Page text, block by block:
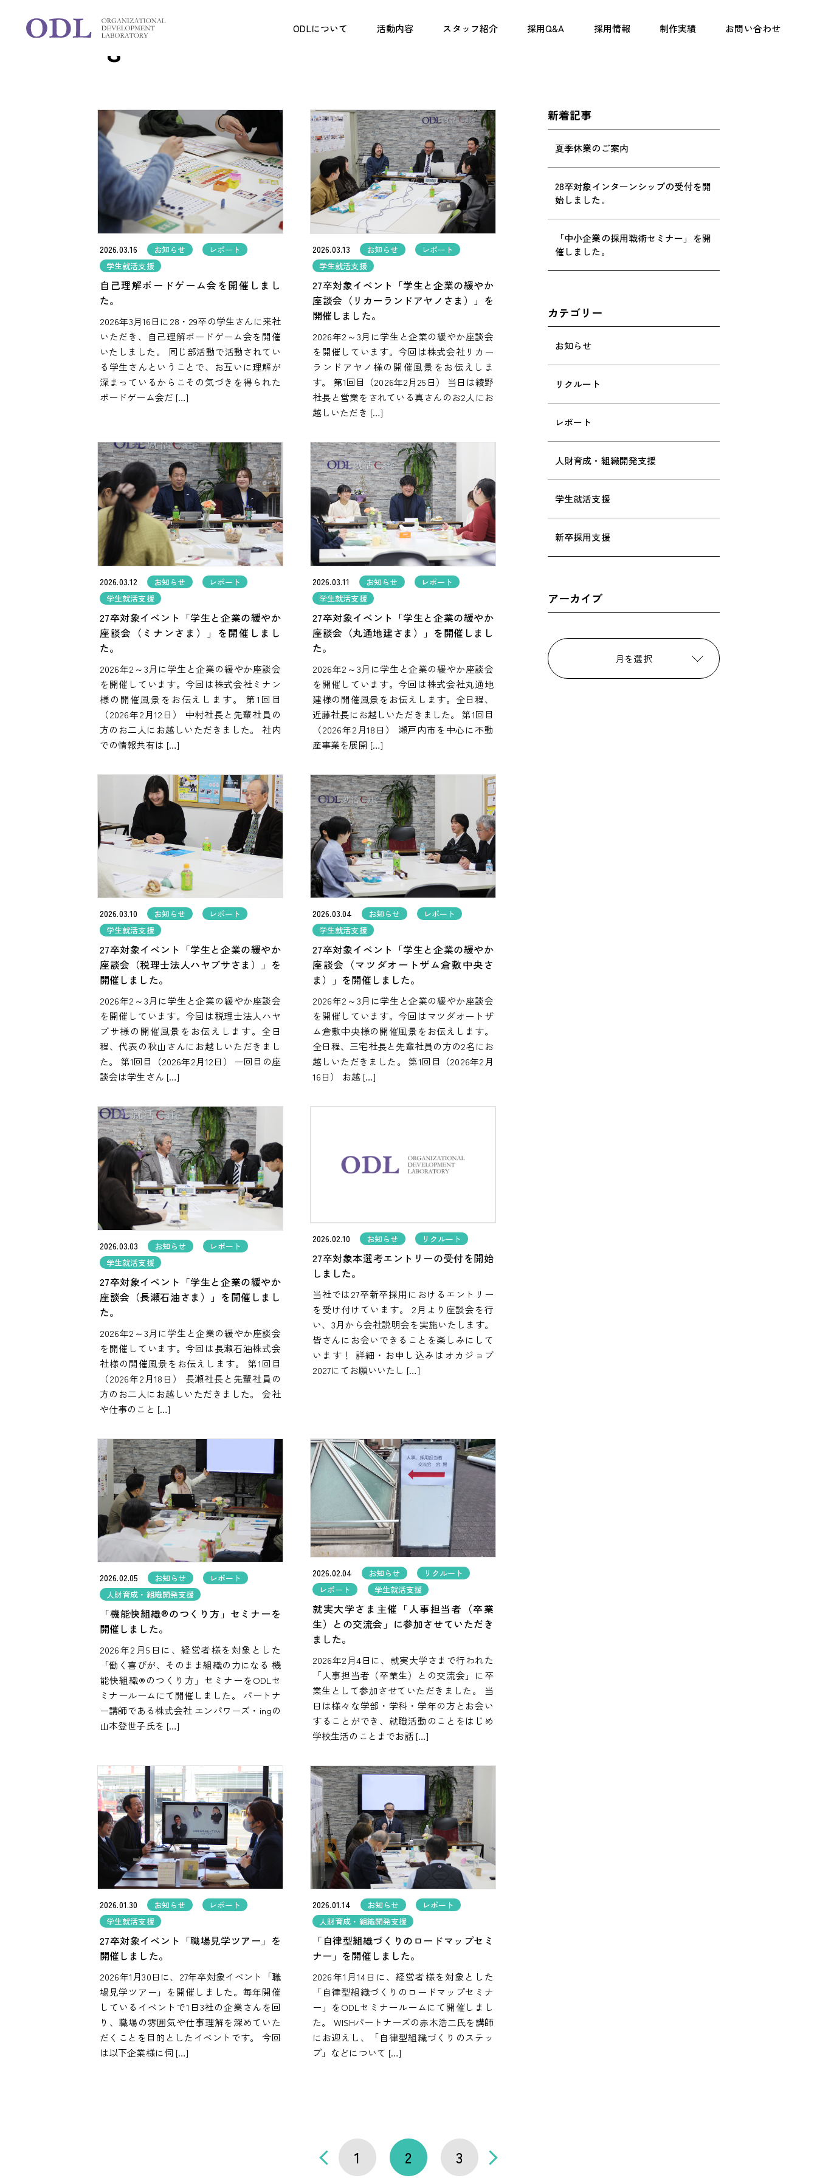
ODLについて 活動内容 スタッフ紹介 採用Q&A 採用情報 制作実績 お問い合わせ
Blog
2026.03.16 お知らせ
レポート
学生就活支援
自己理解ボードゲーム会を開催しまし
た。
2026年3月16日に28・29卒の学生さんに来社
いただき、自己理解ボードゲーム会を開催
いたしました。 同じ部活動で活動されてい
る学生さんということで、お互いに理解が
深まっているからこその気づきを得られた
ボードゲーム会だ […]
2026.03.13 お知らせ
レポート
学生就活支援
27卒対象イベント「学生と企業の緩やか
座談会（リカーランドアヤノさま）」を
開催しました。
2026年2～3月に学生と企業の緩やか座談会
を開催しています。今回は株式会社リカー
ランドアヤノ様の開催風景をお伝えしま
す。 第1回目（2026年2月25日） 当日は綾野
社長と営業をされている真さんのお2人にお
越しいただき […]
2026.03.12 お知らせ
レポート
学生就活支援
27卒対象イベント「学生と企業の緩やか
座談会（ミナンさま）」を開催しまし
た。
2026年2～3月に学生と企業の緩やか座談会
を開催しています。今回は株式会社ミナン
様の開催風景をお伝えします。 第1回目
（2026年2月12日） 中村社長と先輩社員の
方のお二人にお越しいただきました。 社内
での情報共有は […]
2026.03.11 お知らせ
レポート
学生就活支援
27卒対象イベント「学生と企業の緩やか
座談会（丸通地建さま）」を開催しまし
た。
2026年2～3月に学生と企業の緩やか座談会
を開催しています。今回は株式会社丸通地
建様の開催風景をお伝えします。全日程、
近藤社長にお越しいただきました。 第1回目
（2026年2月18日） 瀬戸内市を中心に不動
産事業を展開 […]
2026.03.10 お知らせ
レポート
学生就活支援
27卒対象イベント「学生と企業の緩やか
座談会（税理士法人ハヤブサさま）」を
開催しました。
2026年2～3月に学生と企業の緩やか座談会
を開催しています。今回は税理士法人ハヤ
ブサ様の開催風景をお伝えします。全日
程、代表の秋山さんにお越しいただきまし
た。 第1回目（2026年2月12日） 一回目の座
談会は学生さん […]
2026.03.04 お知らせ
レポート
学生就活支援
27卒対象イベント「学生と企業の緩やか
座談会（マツダオートザム倉敷中央さ
ま）」を開催しました。
2026年2～3月に学生と企業の緩やか座談会
を開催しています。今回はマツダオートザ
ム倉敷中央様の開催風景をお伝えします。
全日程、三宅社長と先輩社員の方の2名にお
越しいただきました。 第1回目（2026年2月
16日） お越 […]
2026.03.03 お知らせ
レポート
学生就活支援
27卒対象イベント「学生と企業の緩やか
座談会（長瀬石油さま）」を開催しまし
た。
2026年2～3月に学生と企業の緩やか座談会
を開催しています。今回は長瀬石油株式会
社様の開催風景をお伝えします。 第1回目
（2026年2月18日） 長瀬社長と先輩社員の
方のお二人にお越しいただきました。 会社
や仕事のこと […]
2026.02.10 お知らせ リクルート
27卒対象本選考エントリーの受付を開始
しました。
当社では27卒新卒採用におけるエントリー
を受け付けています。 2月より座談会を行
い、3月から会社説明会を実施いたします。
皆さんにお会いできることを楽しみにして
います！ 詳細・お申し込みはオカジョブ
2027にてお願いいたし […]
2026.02.05 お知らせ
レポート
人財育成・組織開発支援
「機能快組織®のつくり方」セミナーを
開催しました。
2026年2月5日に、経営者様を対象とした
「働く喜びが、そのまま組織の力になる 機
能快組織®のつくり方」セミナーをODLセ
ミナールームにて開催しました。 パートナ
ー講師である株式会社 エンパワーズ・ingの
山本登世子氏を […]
2026.02.04 お知らせ
リクルート
レポート
学生就活支援
就実大学さま主催「人事担当者（卒業
生）との交流会」に参加させていただき
ました。
2026年2月4日に、就実大学さまで行われた
「人事担当者（卒業生）との交流会」に卒
業生として参加させていただきました。 当
日は様々な学部・学科・学年の方とお会い
することができ、就職活動のことをはじめ
学校生活のことまでお話 […]
2026.01.30 お知らせ
レポート
学生就活支援
27卒対象イベント「職場見学ツアー」を
開催しました。
2026年1月30日に、27年卒対象イベント「職
場見学ツアー」を開催しました。毎年開催
しているイベントで1日3社の企業さんを回
り、職場の雰囲気や仕事理解を深めていた
だくことを目的としたイベントです。 今回
は以下企業様に伺 […]
2026.01.14 お知らせ
レポート
人財育成・組織開発支援
「自律型組織づくりのロードマップセミ
ナー」を開催しました。
2026年1月14日に、経営者様を対象とした
「自律型組織づくりのロードマップセミナ
ー」をODLセミナールームにて開催しまし
た。 WISHパートナーズの赤木浩二氏を講師
にお迎えし、「自律型組織づくりのステッ
プ」などについて […]
新着記事
夏季休業のご案内
28卒対象インターンシップの受付を開
始しました。
「中小企業の採用戦術セミナー」を開
催しました。
カテゴリー
お知らせ
リクルート
レポート
人財育成・組織開発支援
学生就活支援
新卒採用支援
アーカイブ
月を選択
1 2 3